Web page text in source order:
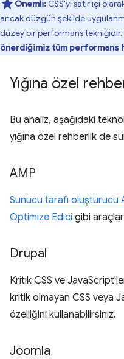
Önemli: CSS'yi satır içi
ancak düzgün şekilde
düzey bir performans tekniğidir.
önerdiğimiz tüm performans
Yığına özel
Bu analiz, aşağıdaki
yığına özel rehberlik de
AMP
Sunucu tarafı oluşturucu
Optimize Edici gibi
Drupal
Kritik CSS ve
kritik olmayan CSS veya
özelliğini kullanabilirsiniz.
Joomla